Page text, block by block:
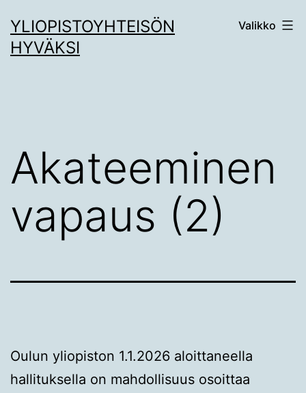
sisältöön
YLIOPISTOYHTEISÖN
HYVÄKSI
Valikko
Akateeminen
vapaus (2)
Oulun yliopiston 1.1.2026 aloittaneella
hallituksella on mahdollisuus osoittaa